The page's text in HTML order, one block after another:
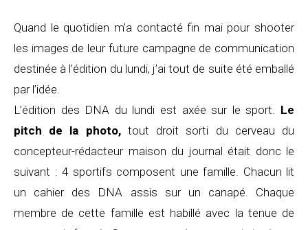
Quand le quotidien m’a contacté fin mai pour shooter
les images de leur future campagne de communication
destinée à l’édition du lundi, j’ai tout de suite été emballé
par l’idée.
L’édition des DNA du lundi est axée sur le sport. Le
pitch de la photo, tout droit sorti du cerveau du
concepteur-rédacteur maison du journal était donc le
suivant : 4 sportifs composent une famille. Chacun lit
un cahier des DNA assis sur un canapé. Chaque
membre de cette famille est habillé avec la tenue de